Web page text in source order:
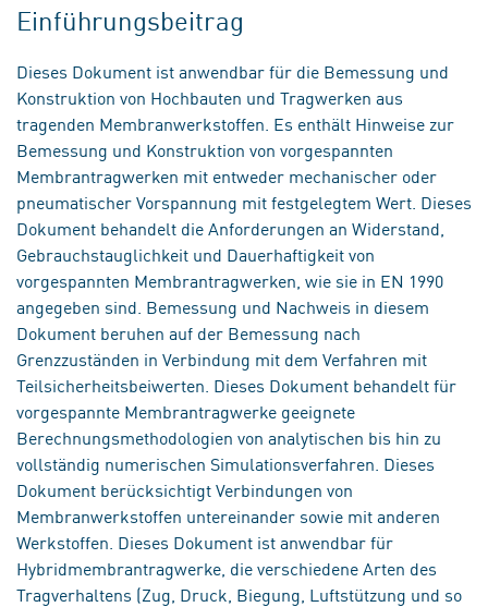
Einführungsbeitrag
Dieses Dokument ist anwendbar für die Bemessung und
Konstruktion von Hochbauten und Tragwerken aus
tragenden Membranwerkstoffen. Es enthält Hinweise zur
Bemessung und Konstruktion von vorgespannten
Membrantragwerken mit entweder mechanischer oder
pneumatischer Vorspannung mit festgelegtem Wert. Dieses
Dokument behandelt die Anforderungen an Widerstand,
Gebrauchstauglichkeit und Dauerhaftigkeit von
vorgespannten Membrantragwerken, wie sie in EN 1990
angegeben sind. Bemessung und Nachweis in diesem
Dokument beruhen auf der Bemessung nach
Grenzzuständen in Verbindung mit dem Verfahren mit
Teilsicherheitsbeiwerten. Dieses Dokument behandelt für
vorgespannte Membrantragwerke geeignete
Berechnungsmethodologien von analytischen bis hin zu
vollständig numerischen Simulationsverfahren. Dieses
Dokument berücksichtigt Verbindungen von
Membranwerkstoffen untereinander sowie mit anderen
Werkstoffen. Dieses Dokument ist anwendbar für
Hybridmembrantragwerke, die verschiedene Arten des
Tragverhaltens (Zug, Druck, Biegung, Luftstützung und so